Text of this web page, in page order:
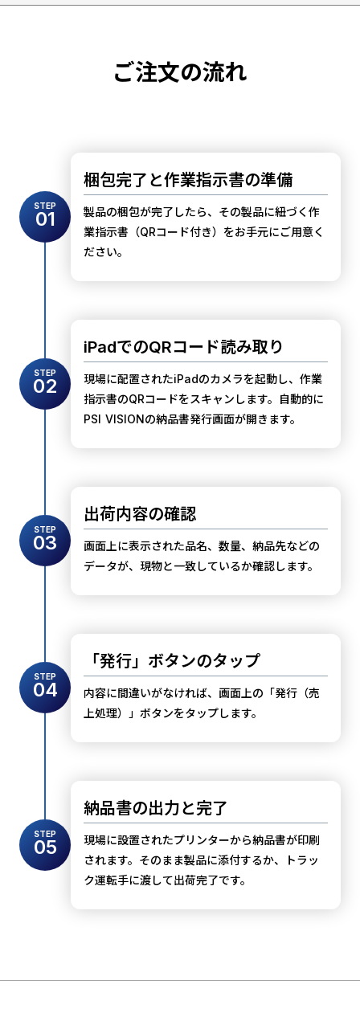
ご注文の流れ
STEP
01
梱包完了と作業指示書の準備
製品の梱包が完了したら、その製品に紐づく作
業指示書（QRコード付き）をお手元にご用意く
ださい。
STEP
02
iPadでのQRコード読み取り
現場に配置されたiPadのカメラを起動し、作業
指示書のQRコードをスキャンします。自動的に
PSI VISIONの納品書発行画面が開きます。
STEP
03
出荷内容の確認
画面上に表示された品名、数量、納品先などの
データが、現物と一致しているか確認します。
STEP
04
「発行」ボタンのタップ
内容に間違いがなければ、画面上の「発行（売
上処理）」ボタンをタップします。
STEP
05
納品書の出力と完了
現場に設置されたプリンターから納品書が印刷
されます。そのまま製品に添付するか、トラッ
ク運転手に渡して出荷完了です。